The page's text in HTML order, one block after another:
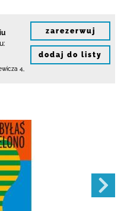
4
zarezerwuj
dodaj do listy